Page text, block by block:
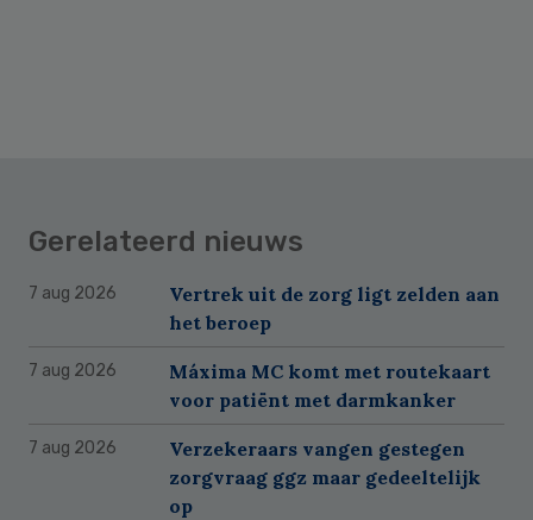
Gerelateerd nieuws
7 aug 2026
Vertrek uit de zorg ligt zelden aan
het beroep
7 aug 2026
Máxima MC komt met routekaart
voor patiënt met darmkanker
7 aug 2026
Verzekeraars vangen gestegen
zorgvraag ggz maar gedeeltelijk
op